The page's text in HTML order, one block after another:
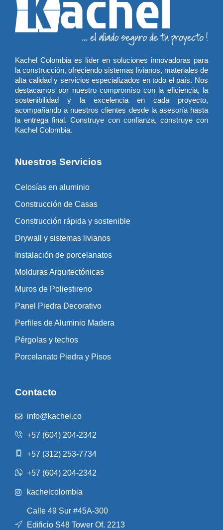
Kachel Colombia es líder en soluciones innovadoras para
la construcción, ofreciendo sistemas livianos, materiales de
alta calidad y servicios especializados en todo el país. Nos
destacamos por nuestro compromiso con la eficiencia, la
sostenibilidad y la excelencia en cada proyecto,
acompañando a nuestros clientes desde la asesoría hasta
la entrega final. Construye con confianza, construye con
Kachel Colombia.
Nuestros Servicios
Celosías en aluminio
Construcción de Casas
Construcción rápida y sostenible
Drywall y sistemas livianos
Instalación de porcelanatos
Molduras Arquitectónicas
Muros de Poliestireno
Panel Piedra Decorativo
Perfiles de Aluminio Madera
Pérgolas y techos
Porcelanato Piedra y Pisos
Contacto
info@kachel.co
+57 (604) 204-2342
+57 (312) 253-7734
+57 (604) 204-2342
kachelcolombia
Calle 49 Sur #45A-300
Edificio S48 Tower Of. 2213